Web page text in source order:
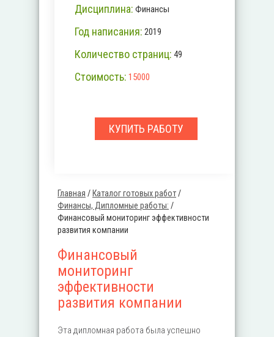
Вы здесь
Главная / Каталог готовых работ/
Финансы, Дипломные работы: /
Финансовый мониторинг эффективности
развития компании
Финансовый
мониторинг
эффективности
развития компании
Эта дипломная работа была успешно
Дисциплина: Финансы
Год написания: 2019
Количество страниц: 49
Стоимость: 15000
КУПИТЬ РАБОТУ